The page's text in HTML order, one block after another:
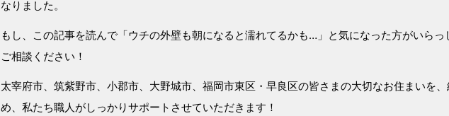
なりました。
もし、この記事を読んで「ウチの外壁も朝になると濡れてるかも…」と気になった方がいらっ
ご相談ください！
太宰府市、筑紫野市、小郡市、大野城市、福岡市東区・早良区の皆さまの大切なお住まいを
め、私たち職人がしっかりサポートさせていただきます！